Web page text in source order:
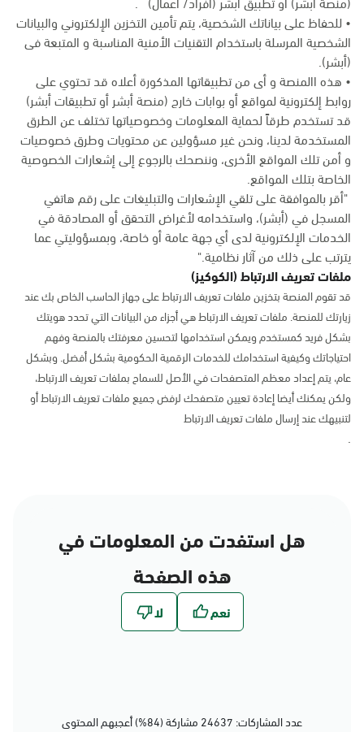
• للحفاظ على بياناتك الشخصية، يتم تأمين التخزين الإلكتروني والبيانات
الشخصية المرسلة باستخدام التقنيات الأمنية المناسبة و المتبعة فى
(أبشر).
• هذه االمنصة و أى من تطبيقاتها المذكورة أعلاه قد تحتوي على
روابط إلكترونية لمواقع أو بوابات خارج (منصة أبشر أو تطبيقات أبشر)
قد تستخدم طرقاً لحماية المعلومات وخصوصياتها تختلف عن الطرق
المستخدمة لدينا، ونحن غير مسؤولين عن محتويات وطرق خصوصيات
و أمن تلك المواقع الأخرى، وننصحك بالرجوع إلى إشعارات الخصوصية
الخاصة بتلك المواقع.
"أقر بالموافقة على تلقي الإشعارات والتبليغات على رقم هاتفي
المسجل في (أبشر)، واستخدامه لأغراض التحقق أو المصادقة في
الخدمات الإلكترونية لدى أي جهة عامة أو خاصة، وبمسؤوليتي عما
يترتب على ذلك من آثار نظامية."
ملفات تعريف الارتباط (الكوكيز)
قد تقوم المنصة بتخزين ملفات تعريف الارتباط على جهاز الحاسب الخاص بك عند
زيارتك للمنصة. ملفات تعريف الارتباط هي أجزاء من البيانات التي تحدد هويتك
بشكل فريد كمستخدم ويمكن استخدامها لتحسين معرفتك بالمنصة وفهم
احتياجاتك وكيفية استخدامك للخدمات الرقمية الحكومية بشكل أفضل. وبشكل
عام، يتم إعداد معظم المتصفحات في الأصل للسماح بملفات تعريف الارتباط،
ولكن يمكنك أيضا إعادة تعيين متصفحك لرفض جميع ملفات تعريف الارتباط أو
لتنبيهك عند إرسال ملفات تعريف الارتباط
.
هل استفدت من المعلومات في
هذه الصفحة
عدد المشاركات: 24637 مشاركة (84%) أعجبهم المحتوى